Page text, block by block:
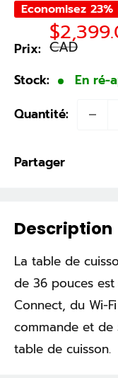
Economisez 23%
Prix:
Prix
réduit
CAD
Stock:
En ré-
Quantité:
Partager
Description
La table de
de 36 pouces
Connect, du Wi-
commande et de
table de cuisson.